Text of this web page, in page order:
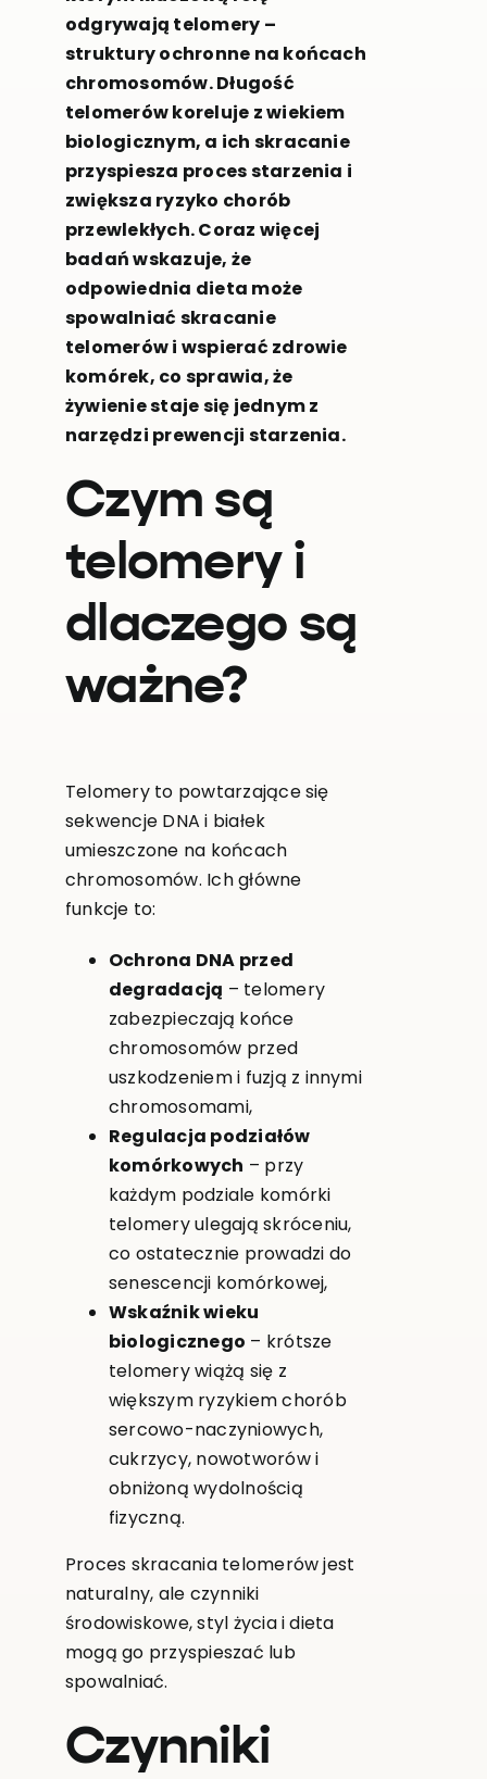
odgrywają telomery –
struktury ochronne na końcach
chromosomów. Długość
telomerów koreluje z wiekiem
biologicznym, a ich skracanie
przyspiesza proces starzenia i
zwiększa ryzyko chorób
przewlekłych. Coraz więcej
badań wskazuje, że
odpowiednia dieta może
spowalniać skracanie
telomerów i wspierać zdrowie
komórek, co sprawia, że
żywienie staje się jednym z
narzędzi prewencji starzenia.
Czym są
telomery i
dlaczego są
ważne?
Telomery to powtarzające się
sekwencje DNA i białek
umieszczone na końcach
chromosomów. Ich główne
funkcje to:
Ochrona DNA przed
degradacją – telomery
zabezpieczają końce
chromosomów przed
uszkodzeniem i fuzją z innymi
chromosomami,
Regulacja podziałów
komórkowych – przy
każdym podziale komórki
telomery ulegają skróceniu,
co ostatecznie prowadzi do
senescencji komórkowej,
Wskaźnik wieku
biologicznego – krótsze
telomery wiążą się z
większym ryzykiem chorób
sercowo-naczyniowych,
cukrzycy, nowotworów i
obniżoną wydolnością
fizyczną.
Proces skracania telomerów jest
naturalny, ale czynniki
środowiskowe, styl życia i dieta
mogą go przyspieszać lub
spowalniać.
Czynniki